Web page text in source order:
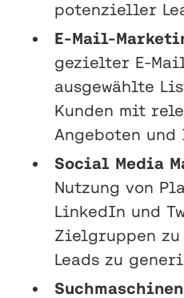
potenzieller
E-Mail-
gezielter E-
ausgewählte
Kunden mit
Angeboten
Social Media
Nutzung von
LinkedIn und
Zielgruppen
Leads zu